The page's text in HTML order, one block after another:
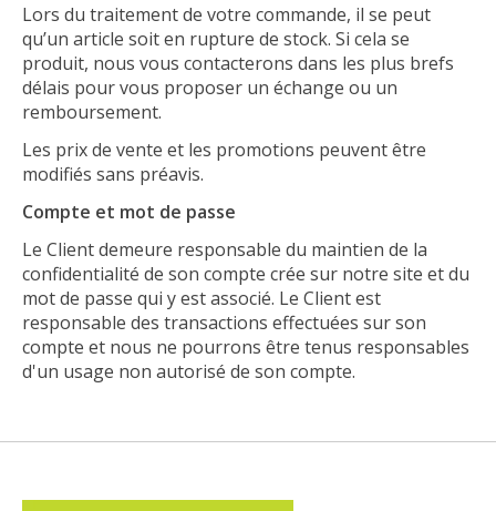
Lors du traitement de votre commande, il se peut
qu’un article soit en rupture de stock. Si cela se
produit, nous vous contacterons dans les plus brefs
délais pour vous proposer un échange ou un
remboursement.
Les prix de vente et les promotions peuvent être
modifiés sans préavis.
Compte et mot de passe
Le Client demeure responsable du maintien de la
confidentialité de son compte crée sur notre site et du
mot de passe qui y est associé. Le Client est
responsable des transactions effectuées sur son
compte et nous ne pourrons être tenus responsables
d'un usage non autorisé de son compte.